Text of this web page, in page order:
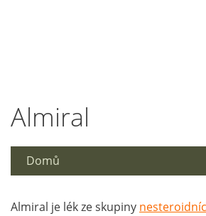
Almiral
Domů
Almiral je lék ze skupiny